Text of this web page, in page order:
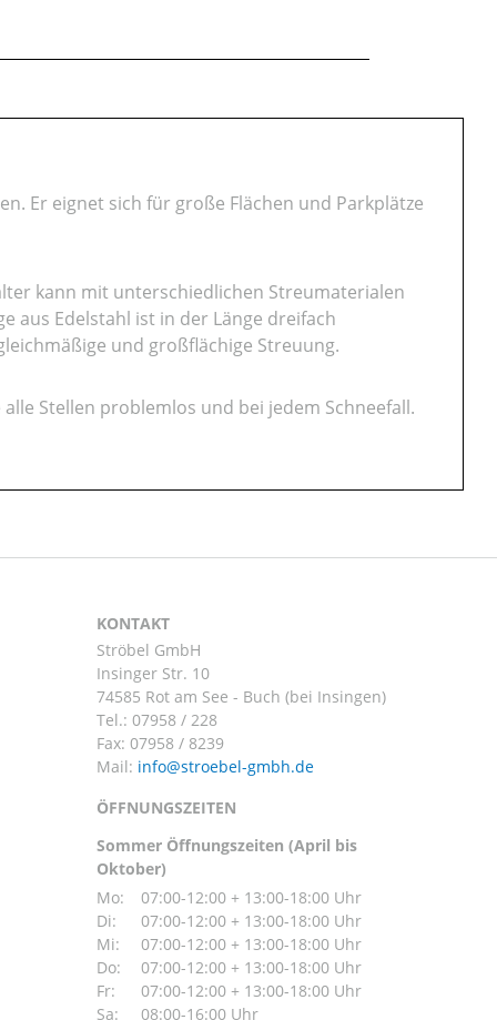
Er eignet sich für große Flächen und Parkplätze
kann mit unterschiedlichen Streumaterialen
aus Edelstahl ist in der Länge dreifach
und großflächige Streuung.
Stellen problemlos und bei jedem Schneefall.
KONTAKT
Ströbel GmbH
Insinger Str. 10
74585 Rot am See - Buch (bei Insingen)
Tel.: 07958 / 228
Fax: 07958 / 8239
Mail:
ÖFFNUNGSZEITEN
Sommer Öffnungszeiten (April bis
Oktober)
Mo:
07:00-12:00 + 13:00-18:00 Uhr
Di:
07:00-12:00 + 13:00-18:00 Uhr
Mi:
07:00-12:00 + 13:00-18:00 Uhr
Do:
07:00-12:00 + 13:00-18:00 Uhr
Fr:
07:00-12:00 + 13:00-18:00 Uhr
Sa:
08:00-16:00 Uhr